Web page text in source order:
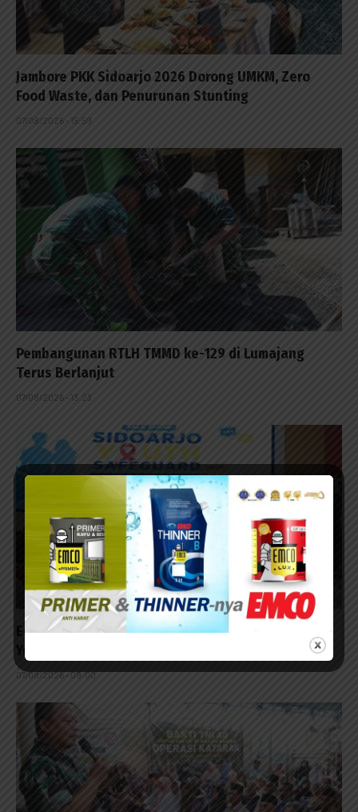
Jambore PKK Sidoarjo 2026 Dorong UMKM, Zero
Food Waste, dan Penurunan Stunting
07/08/2026 - 15:59
Pembangunan RTLH TMMD ke-129 di Lumajang
Terus Berlanjut
07/08/2026 - 13:23
Edukasi HIV Sejak Sekolah, Sidoarjo Luncurkan
07/08/2026 - 09:00